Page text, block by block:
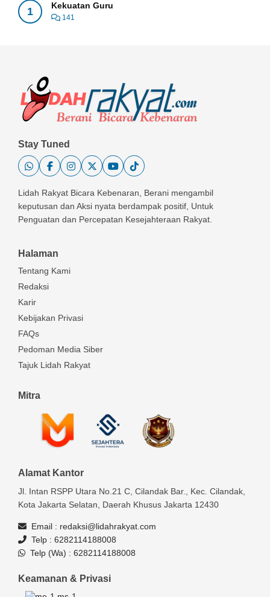
1 Kekuatan Guru
141
Stay Tuned
Lidah Rakyat Bicara Kebenaran, Berani mengambil
keputusan dan Aksi nyata berdampak positif, Untuk
Penguatan dan Percepatan Kesejahteraan Rakyat.
Halaman
Tentang Kami
Redaksi
Karir
Kebijakan Privasi
FAQs
Pedoman Media Siber
Tajuk Lidah Rakyat
Mitra
Alamat Kantor
Jl. Intan RSPP Utara No.21 C, Cilandak Bar., Kec. Cilandak,
Kota Jakarta Selatan, Daerah Khusus Jakarta 12430
Email : redaksi@lidahrakyat.com
Telp : 6282114188008
Telp (Wa) : 6282114188008
Keamanan & Privasi